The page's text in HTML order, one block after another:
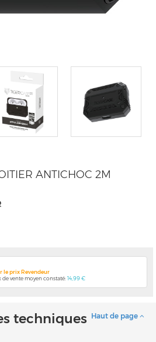
ANTICHOC 2M
le prix Revendeur
de vente moyen constaté:14,99 €
Haut de page
techniques